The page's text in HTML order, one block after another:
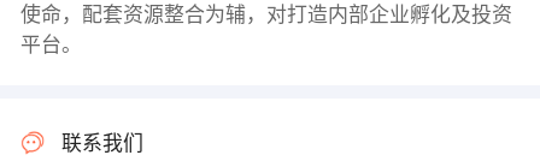
使命，配套资源整合为辅，对打造内部企业孵化及投资
平台。
联系我们